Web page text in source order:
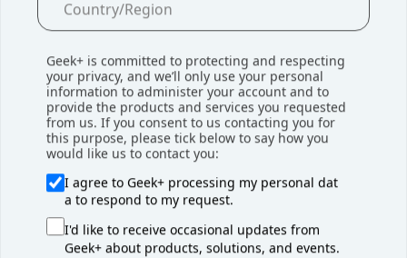
견고한 기술적 장벽: “AI + 로봇공학”이 창고 운영을 혁신하며 AI
Geekplus의 풀스택 AI 기술 아키텍처는 상당한 기술적 장벽을 형
성했으며, 업계에서 AI 상용화 루프를 실현한 몇 안 되는 기업 중 하
나입니다.
현재 시장의 선진 알고리즘 플랫폼 중 하나인 ‘Hyper+ 코어 알고
리즘 플랫폼’은 광범위한 알고리즘 유형과 초대규모 클러스터 스케
줄링을 지원하며, 이 시스템은 5,000대 이상의 로봇을 스케줄링할
수 있습니다. 일반 로봇 기술 플랫폼인 ‘로봇 매트릭스(Robot
Geek+ is committed to protecting and respecting
your privacy, and we’ll only use your personal
information to administer your account and to
provide the products and services you requested
from us. If you consent to us contacting you for
this purpose, please tick below to say how you
would like us to contact you:
I agree to Geek+ processing my personal dat
a to respond to my request.
I'd like to receive occasional updates from
Geek+ about products, solutions, and events.